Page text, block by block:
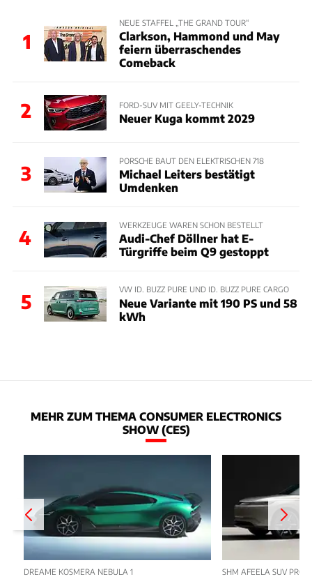
1
NEUE STAFFEL „THE GRAND TOUR“
Clarkson, Hammond und May
feiern überraschendes
Comeback
2 FORD-SUV MIT GEELY-TECHNIK
Neuer Kuga kommt 2029
3
PORSCHE BAUT DEN ELEKTRISCHEN 718
Michael Leiters bestätigt
Umdenken
4
WERKZEUGE WAREN SCHON BESTELLT
Audi-Chef Döllner hat E-
Türgriffe beim Q9 gestoppt
5
VW ID. BUZZ PURE UND ID. BUZZ PURE CARGO
Neue Variante mit 190 PS und 58
kWh
MEHR ZUM THEMA CONSUMER ELECTRONICS
SHOW (CES)
DREAME KOSMERA NEBULA 1 SHM AFEELA SUV